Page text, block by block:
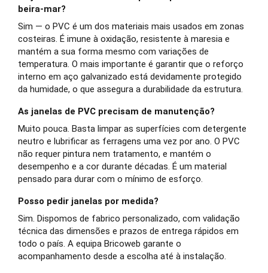
beira-mar?
Sim — o PVC é um dos materiais mais usados em zonas
costeiras. É imune à oxidação, resistente à maresia e
mantém a sua forma mesmo com variações de
temperatura. O mais importante é garantir que o reforço
interno em aço galvanizado está devidamente protegido
da humidade, o que assegura a durabilidade da estrutura.
As janelas de PVC precisam de manutenção?
Muito pouca. Basta limpar as superfícies com detergente
neutro e lubrificar as ferragens uma vez por ano. O PVC
não requer pintura nem tratamento, e mantém o
desempenho e a cor durante décadas. É um material
pensado para durar com o mínimo de esforço.
Posso pedir janelas por medida?
Sim. Dispomos de fabrico personalizado, com validação
técnica das dimensões e prazos de entrega rápidos em
todo o país. A equipa Bricoweb garante o
acompanhamento desde a escolha até à instalação.